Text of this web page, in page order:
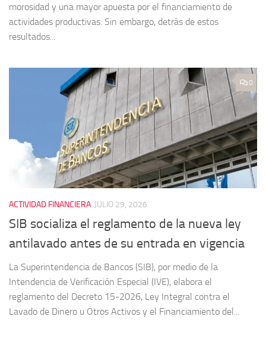
morosidad y una mayor apuesta por el financiamiento de
actividades productivas. Sin embargo, detrás de estos
resultados...
0
ACTIVIDAD FINANCIERA JULIO 29, 2026
SIB socializa el reglamento de la nueva ley
antilavado antes de su entrada en vigencia
La Superintendencia de Bancos (SIB), por medio de la
Intendencia de Verificación Especial (IVE), elabora el
reglamento del Decreto 15-2026, Ley Integral contra el
Lavado de Dinero u Otros Activos y el Financiamiento del...